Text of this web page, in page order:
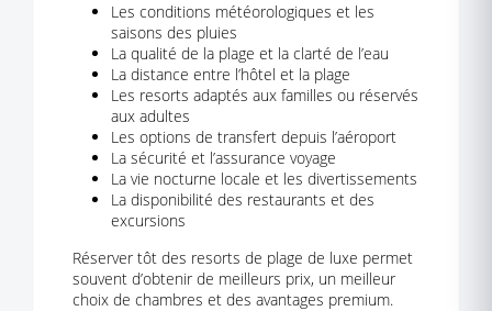
Les conditions météorologiques et les
saisons des pluies
La qualité de la plage et la clarté de l’eau
La distance entre l’hôtel et la plage
Les resorts adaptés aux familles ou réservés
aux adultes
Les options de transfert depuis l’aéroport
La sécurité et l’assurance voyage
La vie nocturne locale et les divertissements
La disponibilité des restaurants et des
excursions
Réserver tôt des resorts de plage de luxe permet
souvent d’obtenir de meilleurs prix, un meilleur
choix de chambres et des avantages premium.